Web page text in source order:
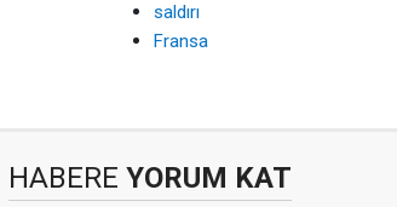
saldırı
Fransa
HABERE YORUM KAT